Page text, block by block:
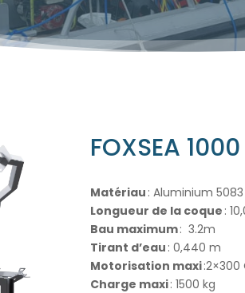
FOXSEA
Matériau : Aluminium 5083
Longueur de la coque :
Bau maximum: 3.2m
Tirant d’eau : 0,440 m
Motorisation maxi:2×300
Charge maxi: 1500 kg